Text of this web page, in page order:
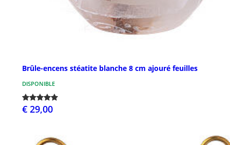
Brûle-encens stéatite blanche 8 cm ajouré feuilles
DISPONIBLE
€ 29,00